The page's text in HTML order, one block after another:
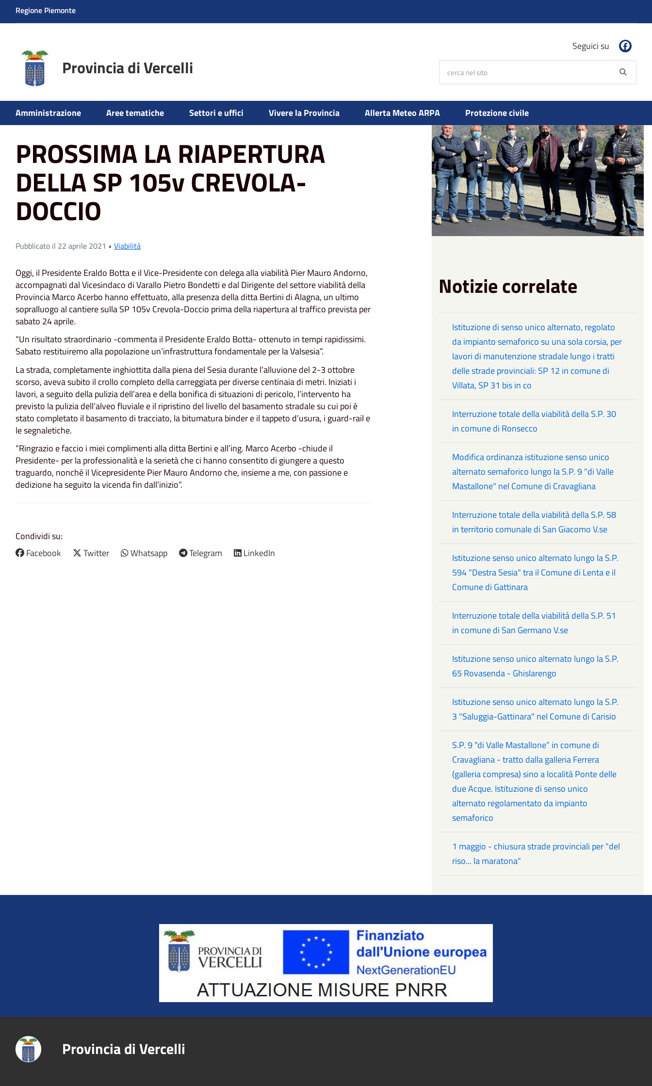
Regione Piemonte
Provincia di Vercelli
Seguici su
Amministrazione Aree tematiche Settori e uffici Vivere la Provincia Allerta Meteo ARPA Protezione civile
Home News PROSSIMA LA RIAPERTURA DELLA SP 105v CREVOLA-DOCCIO
PROSSIMA LA RIAPERTURA
DELLA SP 105v CREVOLA-
DOCCIO
Pubblicato il 22 aprile 2021 • Viabilità
Oggi, il Presidente Eraldo Botta e il Vice-Presidente con delega alla viabilità Pier Mauro Andorno,
accompagnati dal Vicesindaco di Varallo Pietro Bondetti e dal Dirigente del settore viabilità della
Provincia Marco Acerbo hanno effettuato, alla presenza della ditta Bertini di Alagna, un ultimo
sopralluogo al cantiere sulla SP 105v Crevola-Doccio prima della riapertura al traffico prevista per
sabato 24 aprile.
“Un risultato straordinario -commenta il Presidente Eraldo Botta- ottenuto in tempi rapidissimi.
Sabato restituiremo alla popolazione un’infrastruttura fondamentale per la Valsesia”.
La strada, completamente inghiottita dalla piena del Sesia durante l’alluvione del 2-3 ottobre
scorso, aveva subito il crollo completo della carreggiata per diverse centinaia di metri. Iniziati i
lavori, a seguito della pulizia dell’area e della bonifica di situazioni di pericolo, l’intervento ha
previsto la pulizia dell’alveo fluviale e il ripristino del livello del basamento stradale su cui poi è
stato completato il basamento di tracciato, la bitumatura binder e il tappeto d’usura, i guard-rail e
le segnaletiche.
“Ringrazio e faccio i miei complimenti alla ditta Bertini e all’ing. Marco Acerbo -chiude il
Presidente- per la professionalità e la serietà che ci hanno consentito di giungere a questo
traguardo, nonché il Vicepresidente Pier Mauro Andorno che, insieme a me, con passione e
dedizione ha seguito la vicenda fin dall’inizio”.
Condividi su:
Facebook
Twitter Whatsapp Telegram LinkedIn
Notizie correlate
Istituzione di senso unico alternato, regolato
da impianto semaforico su una sola corsia, per
lavori di manutenzione stradale lungo i tratti
delle strade provinciali: SP 12 in comune di
Villata, SP 31 bis in co
Interruzione totale della viabilità della S.P. 30
in comune di Ronsecco
Modifica ordinanza istituzione senso unico
alternato semaforico lungo la S.P. 9 "di Valle
Mastallone" nel Comune di Cravagliana
Interruzione totale della viabilità della S.P. 58
in territorio comunale di San Giacomo V.se
Istituzione senso unico alternato lungo la S.P.
594 "Destra Sesia" tra il Comune di Lenta e il
Comune di Gattinara
Interruzione totale della viabilità della S.P. 51
in comune di San Germano V.se
Istituzione senso unico alternato lungo la S.P.
65 Rovasenda - Ghislarengo
Istituzione senso unico alternato lungo la S.P.
3 "Saluggia-Gattinara" nel Comune di Carisio
S.P. 9 “di Valle Mastallone” in comune di
Cravagliana - tratto dalla galleria Ferrera
(galleria compresa) sino a località Ponte delle
due Acque. Istituzione di senso unico
alternato regolamentato da impianto
semaforico
1 maggio - chiusura strade provinciali per "del
riso... la maratona"
Title
Provincia di Vercelli